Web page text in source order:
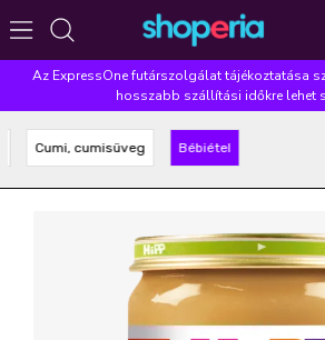
Népszerű kategóriák
Szépségápolás Élelmiszer
Takarítás Baba-mama
Lenor Violeta
Népszerű keresések
leukoplast ariel finish
Az ExpressOne futárszolgálat tájékoztatása
hosszabb szállítási időkre lehet
Cumi, cumisüveg Bébiétel